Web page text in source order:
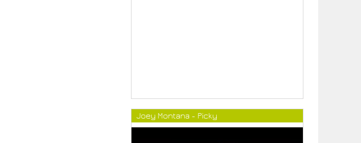
Joey Montana - Picky